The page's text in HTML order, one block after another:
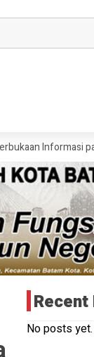
pada
Recent
No posts yet.